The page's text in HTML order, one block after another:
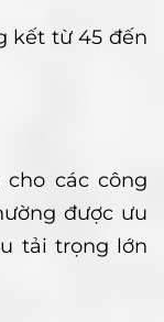
kết từ 45 đến
các công
được ưu
tải trọng lớn